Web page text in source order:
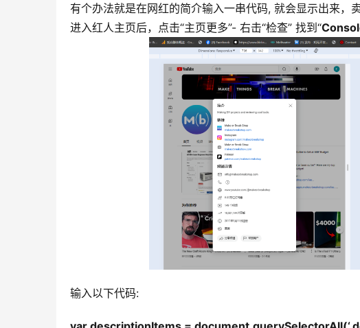
有个办法就是在网红的简介输入一串代码, 就会显示出来，
进入红人主页后，点击“主页更多”- 右击“检查” 找到“
输入以下代码: